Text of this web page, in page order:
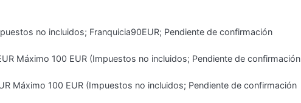
no incluidos; Franquicia90EUR; Pendiente de confirmación
Máximo 100 EUR (Impuestos no incluidos; Pendiente de confirmación
Máximo 100 EUR (Impuestos no incluidos; Pendiente de confirmación